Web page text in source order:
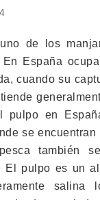
de los
En España
cuando su
pulpo en
se
también
El pulpo es un
salina